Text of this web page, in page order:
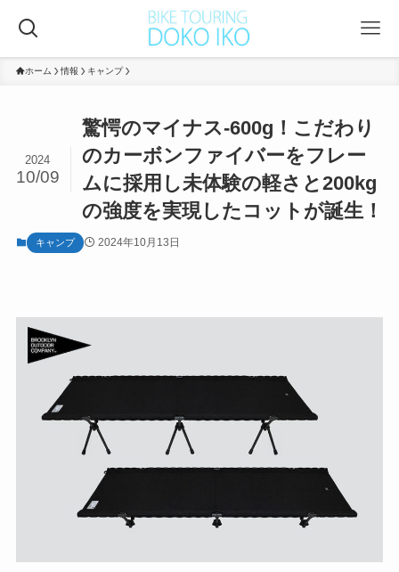
ホーム 情報 キャンプ
驚愕のマイナス-600g！こだわり
のカーボンファイバーをフレー
ムに採用し未体験の軽さと200kg
の強度を実現したコットが誕生！
2024
10/09
キャンプ 2024年10月13日